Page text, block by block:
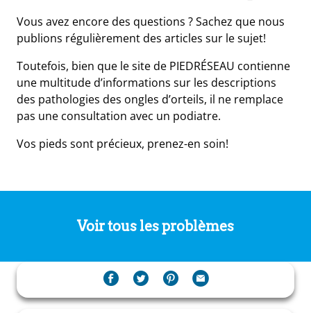
Vous avez encore des questions ? Sachez que nous
publions régulièrement des articles sur le sujet!
Toutefois, bien que le site de PIEDRÉSEAU contienne
une multitude d’informations sur les descriptions
des pathologies des ongles d’orteils, il ne remplace
pas une consultation avec un podiatre.
Vos pieds sont précieux, prenez-en soin!
Voir tous les problèmes